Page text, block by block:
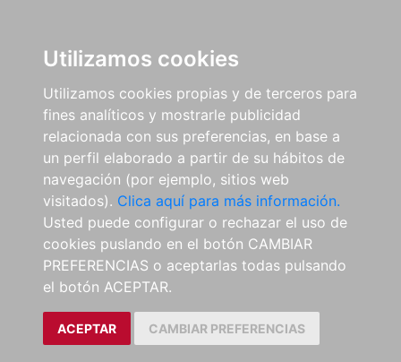
Utilizamos cookies
Utilizamos cookies propias y de terceros para
fines analíticos y mostrarle publicidad
relacionada con sus preferencias, en base a
un perfil elaborado a partir de su hábitos de
navegación (por ejemplo, sitios web
visitados). Clica aquí para más información.
Usted puede configurar o rechazar el uso de
cookies puslando en el botón CAMBIAR
PREFERENCIAS o aceptarlas todas pulsando
el botón ACEPTAR.
ACEPTAR CAMBIAR PREFERENCIAS